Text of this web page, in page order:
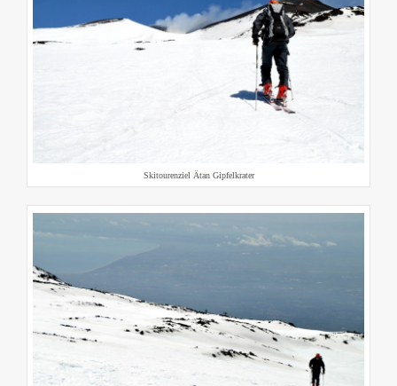
Skitourenziel Ätan Gipfelkrater